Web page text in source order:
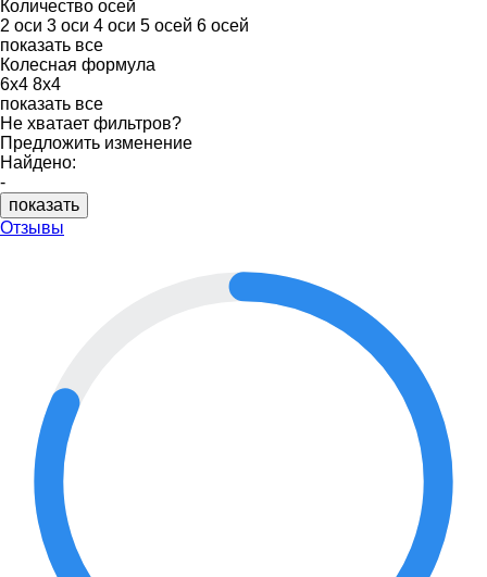
Количество осей
2 оси 3 оси 4 оси 5 осей 6 осей
показать все
Колесная формула
6x4 8x4
показать все
Не хватает фильтров?
Предложить изменение
Найдено:
-
показать
Отзывы